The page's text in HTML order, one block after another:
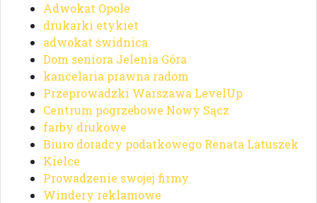
Adwokat Opole
drukarki etykiet
adwokat świdnica
Dom seniora Jelenia Góra
kancelaria prawna radom
Przeprowadzki Warszawa LevelUp
Centrum pogrzebowe Nowy Sącz
farby drukowe
Biuro doradcy podatkowego Renata Latuszek
Kielce
Prowadzenie swojej firmy
Windery reklamowe